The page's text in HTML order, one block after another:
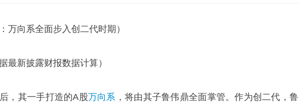
万向系全面步入创二代时期）
新披露财报数据计算）
，其一手打造的A股万向系 ，将由其子鲁伟鼎全面掌管。作为创二代，鲁